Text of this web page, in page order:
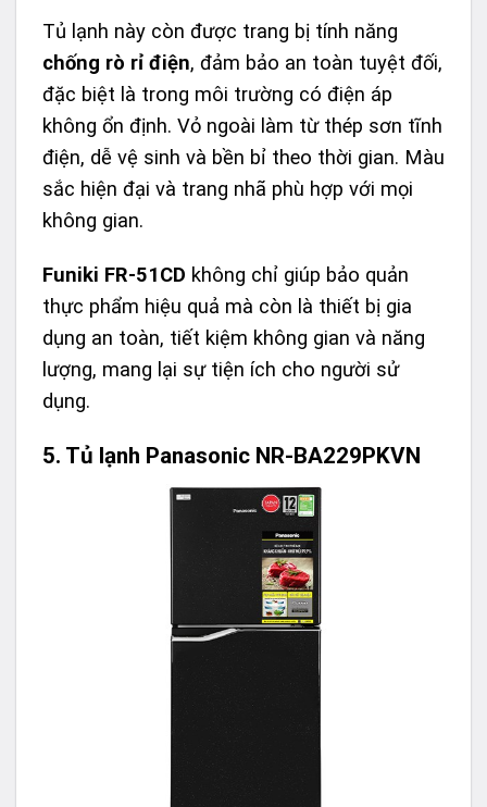
Tủ lạnh này còn được trang bị tính năng
chống rò rỉ điện, đảm bảo an toàn tuyệt đối,
đặc biệt là trong môi trường có điện áp
không ổn định. Vỏ ngoài làm từ thép sơn tĩnh
điện, dễ vệ sinh và bền bỉ theo thời gian. Màu
sắc hiện đại và trang nhã phù hợp với mọi
không gian.
Funiki FR-51CD không chỉ giúp bảo quản
thực phẩm hiệu quả mà còn là thiết bị gia
dụng an toàn, tiết kiệm không gian và năng
lượng, mang lại sự tiện ích cho người sử
dụng.
5. Tủ lạnh Panasonic NR-BA229PKVN